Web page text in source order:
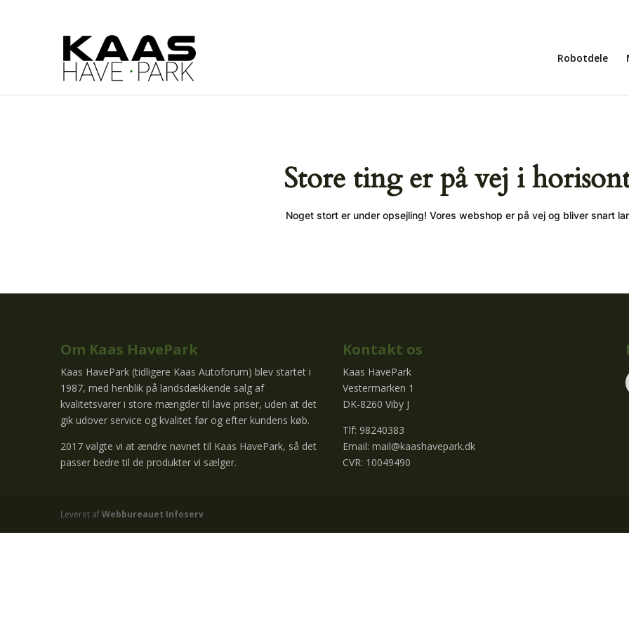
Robotdele
Store ting er på vej i
Noget stort er under opsejling! Vores webshop er på vej og bliver snart
Om Kaas HavePark
Kaas HavePark (tidligere Kaas Autoforum) blev startet i
1987, med henblik på landsdækkende salg af
kvalitetsvarer i store mængder til lave priser, uden at det
gik udover service og kvalitet før og efter kundens køb.
2017 valgte vi at ændre navnet til Kaas HavePark, så det
passer bedre til de produkter vi sælger.
Kontakt os
Kaas HavePark
Vestermarken 1
DK-8260 Viby J
Tlf: 98240383
Email:mail@kaashavepark.dk
CVR: 10049490
Leveret afWebbureauet Infoserv